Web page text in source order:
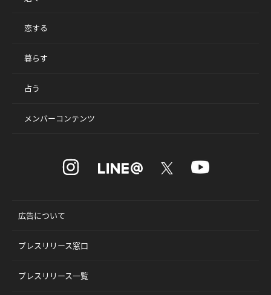
恋する
暮らす
占う
メンバーコンテンツ
広告について
プレスリリース窓口
プレスリリース一覧